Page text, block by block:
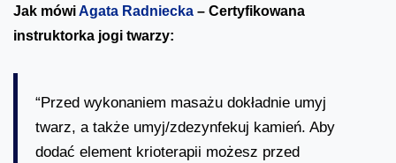
Jak mówiAgata Radniecka – Certyfikowana
instruktorka jogi twarzy:
“Przed wykonaniem masażu dokładnie umyj
twarz, a także umyj/zdezynfekuj kamień. Aby
dodać element krioterapii możesz przed